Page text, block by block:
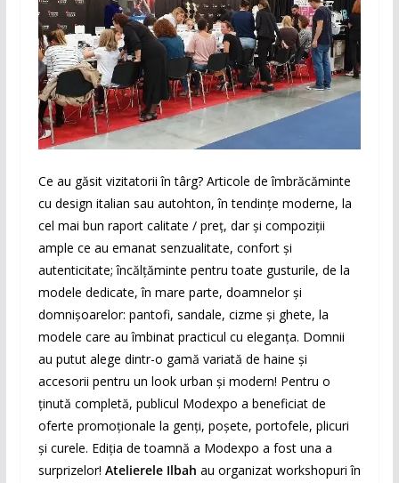
Ce au găsit vizitatorii în târg? Articole de îmbrăcăminte
cu design italian sau autohton, în tendințe moderne, la
cel mai bun raport calitate / preț, dar și compoziții
ample ce au emanat senzualitate, confort și
autenticitate; încălțăminte pentru toate gusturile, de la
modele dedicate, în mare parte, doamnelor și
domnișoarelor: pantofi, sandale, cizme și ghete, la
modele care au îmbinat practicul cu eleganţa. Domnii
au putut alege dintr-o gamă variată de haine și
accesorii pentru un look urban și modern! Pentru o
ținută completă, publicul Modexpo a beneficiat de
oferte promoționale la genți, poșete, portofele, plicuri
și curele. Ediția de toamnă a Modexpo a fost una a
surprizelor! Atelierele Ilbah au organizat workshopuri în